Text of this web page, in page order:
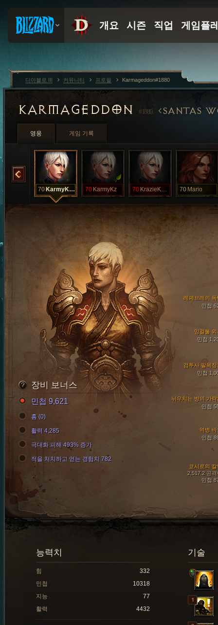
KARMAGEDDON #1880 SANTAS
영웅 게임 기록
70 KarmyKazzi 70 KarmyKz 70 KrazieKarmie 70 Mario
잉걸불 외
민첩
검투사 팔목장
민첩
레페브레의 독
민첩
역병 바
민첩
쿄시로의 칼
2,517.2 공격
민첩
뉘우치는 방의 가락
민첩
장비 보너스
민첩 9,621
홈 (0)
활력 4,285
극대화 피해 493% 증가
적을 처치하고 얻는 경험치 782
기술
능력치
힘
332
민첩
10318
지능
77
활력
4432
디아블로 III 커뮤니티 프로필 Karmageddon#1880